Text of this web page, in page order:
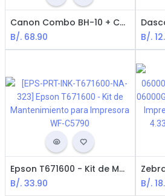
Canon Combo BH-10 + CH-10 Cabezas de Impresiones para Serie G - Negra y Color
B/. 68.90
B/.
Epson T671600 - Kit de Mantenimiento para Impresora WF-C5790
B/. 33.90
B/.